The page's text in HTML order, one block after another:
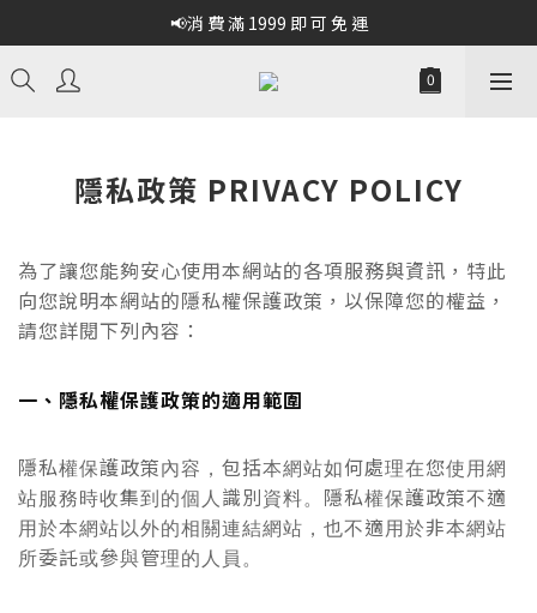
📢消 費 滿 1999 即 可 免 運
隱私政策 PRIVACY POLICY
為了讓您能夠安心使用本網站的各項服務與資訊，特此
向您說明本網站的隱私權保護政策，以保障您的權益，
請您詳閱下列內容：
一、隱私權保護政策的適用範圍
隱私權保護政策內容，包括本網站如何處理在您使用網
站服務時收集到的個人識別資料。隱私權保護政策不適
用於本網站以外的相關連結網站，也不適用於非本網站
所委託或參與管理的人員。